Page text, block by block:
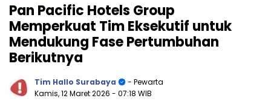
Pan Pacific Hotels Group
Memperkuat Tim Eksekutif untuk
Mendukung Fase Pertumbuhan
Berikutnya
Tim Hallo Surabaya
- Pewarta
Kamis, 12 Maret 2026 - 07:18 WIB